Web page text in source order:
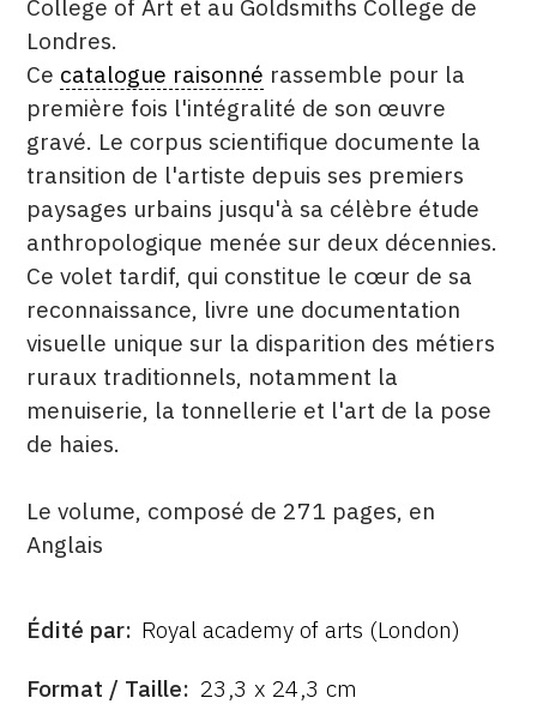
College of Art et au Goldsmiths College de
Londres.
Ce catalogue raisonné rassemble pour la
première fois l'intégralité de son œuvre
gravé. Le corpus scientifique documente la
transition de l'artiste depuis ses premiers
paysages urbains jusqu'à sa célèbre étude
anthropologique menée sur deux décennies.
Ce volet tardif, qui constitue le cœur de sa
reconnaissance, livre une documentation
visuelle unique sur la disparition des métiers
ruraux traditionnels, notamment la
menuiserie, la tonnellerie et l'art de la pose
de haies.
Le volume, composé de 271 pages, en
Anglais
ÉDITÉ
Édité par Royal academy of arts (London)
FORMAT
Format / Taille 23,3 x 24,3 cm